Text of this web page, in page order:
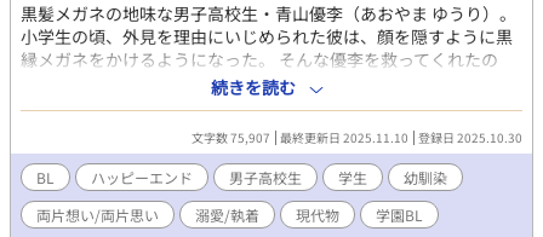
黒髪メガネの地味な男子高校生・青山優李（あおやま ゆうり）。
小学生の頃、外見を理由にいじめられた彼は、顔を隠すように黒
縁メガネをかけるようになった。 そんな優李を救ってくれたの
は、幼馴染の遠野悠斗（とおの はると）。 優李は彼に恋をした。
けれど、悠斗は同性で、その上誰もが振り返るほどの美貌の持ち
主――手の届かない存在だった。 それでも傍にいたいと願う優李
は自分の想いを絶対に隠し通そうと心に誓う。 一方、悠斗も密や
かな想いをを秘めたまま優李を見つめ続ける。 一見穏やかな日常
の裏で、二人の想いは静かにすれ違い始める。 やがて優李の前
に、過去の“痛み”が再び姿を現す。 友情と恋の境界で揺れる二人
続きを読む
文字数 75,907 最終更新日 2025.11.10 登録日 2025.10.30
BL ハッピーエンド 男子高校生 学生
幼馴染
両片想い/両片思い
溺愛/執着 現代物 学園BL